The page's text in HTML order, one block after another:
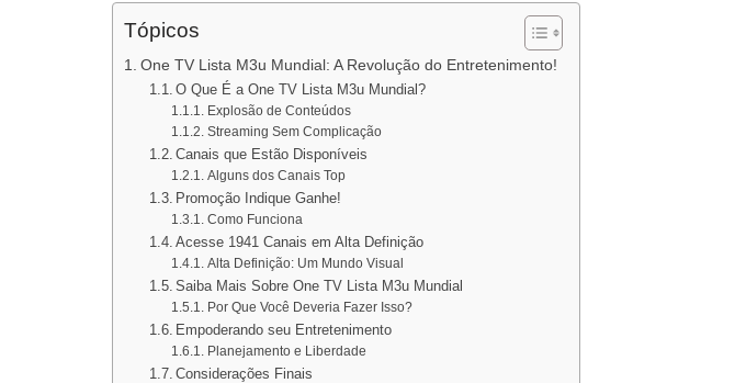
Tópicos
One TV Lista M3u Mundial: A Revolução do Entretenimento!
O Que É a One TV Lista M3u Mundial?
Explosão de Conteúdos
Streaming Sem Complicação
Canais que Estão Disponíveis
Alguns dos Canais Top
Promoção Indique Ganhe!
Como Funciona
Acesse 1941 Canais em Alta Definição
Alta Definição: Um Mundo Visual
Saiba Mais Sobre One TV Lista M3u Mundial
Por Que Você Deveria Fazer Isso?
Empoderando seu Entretenimento
Planejamento e Liberdade
Considerações Finais